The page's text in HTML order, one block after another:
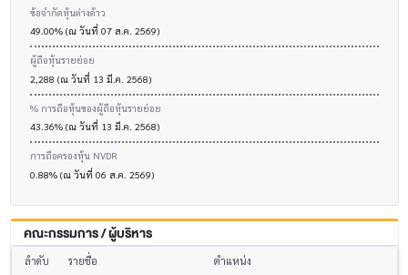
ข้อจำกัดหุ้นต่างด้าว
49.00% (ณ วันที่ 07 ส.ค. 2569)
ผู้ถือหุ้นรายย่อย
2,288 (ณ วันที่ 13 มี.ค. 2568)
% การถือหุ้นของผู้ถือหุ้นรายย่อย
43.36% (ณ วันที่ 13 มี.ค. 2568)
การถือครองหุ้น NVDR
0.88% (ณ วันที่ 06 ส.ค. 2569)
คณะกรรมการ / ผู้บริหาร
ลำดับ รายชื่อ ตำแหน่ง